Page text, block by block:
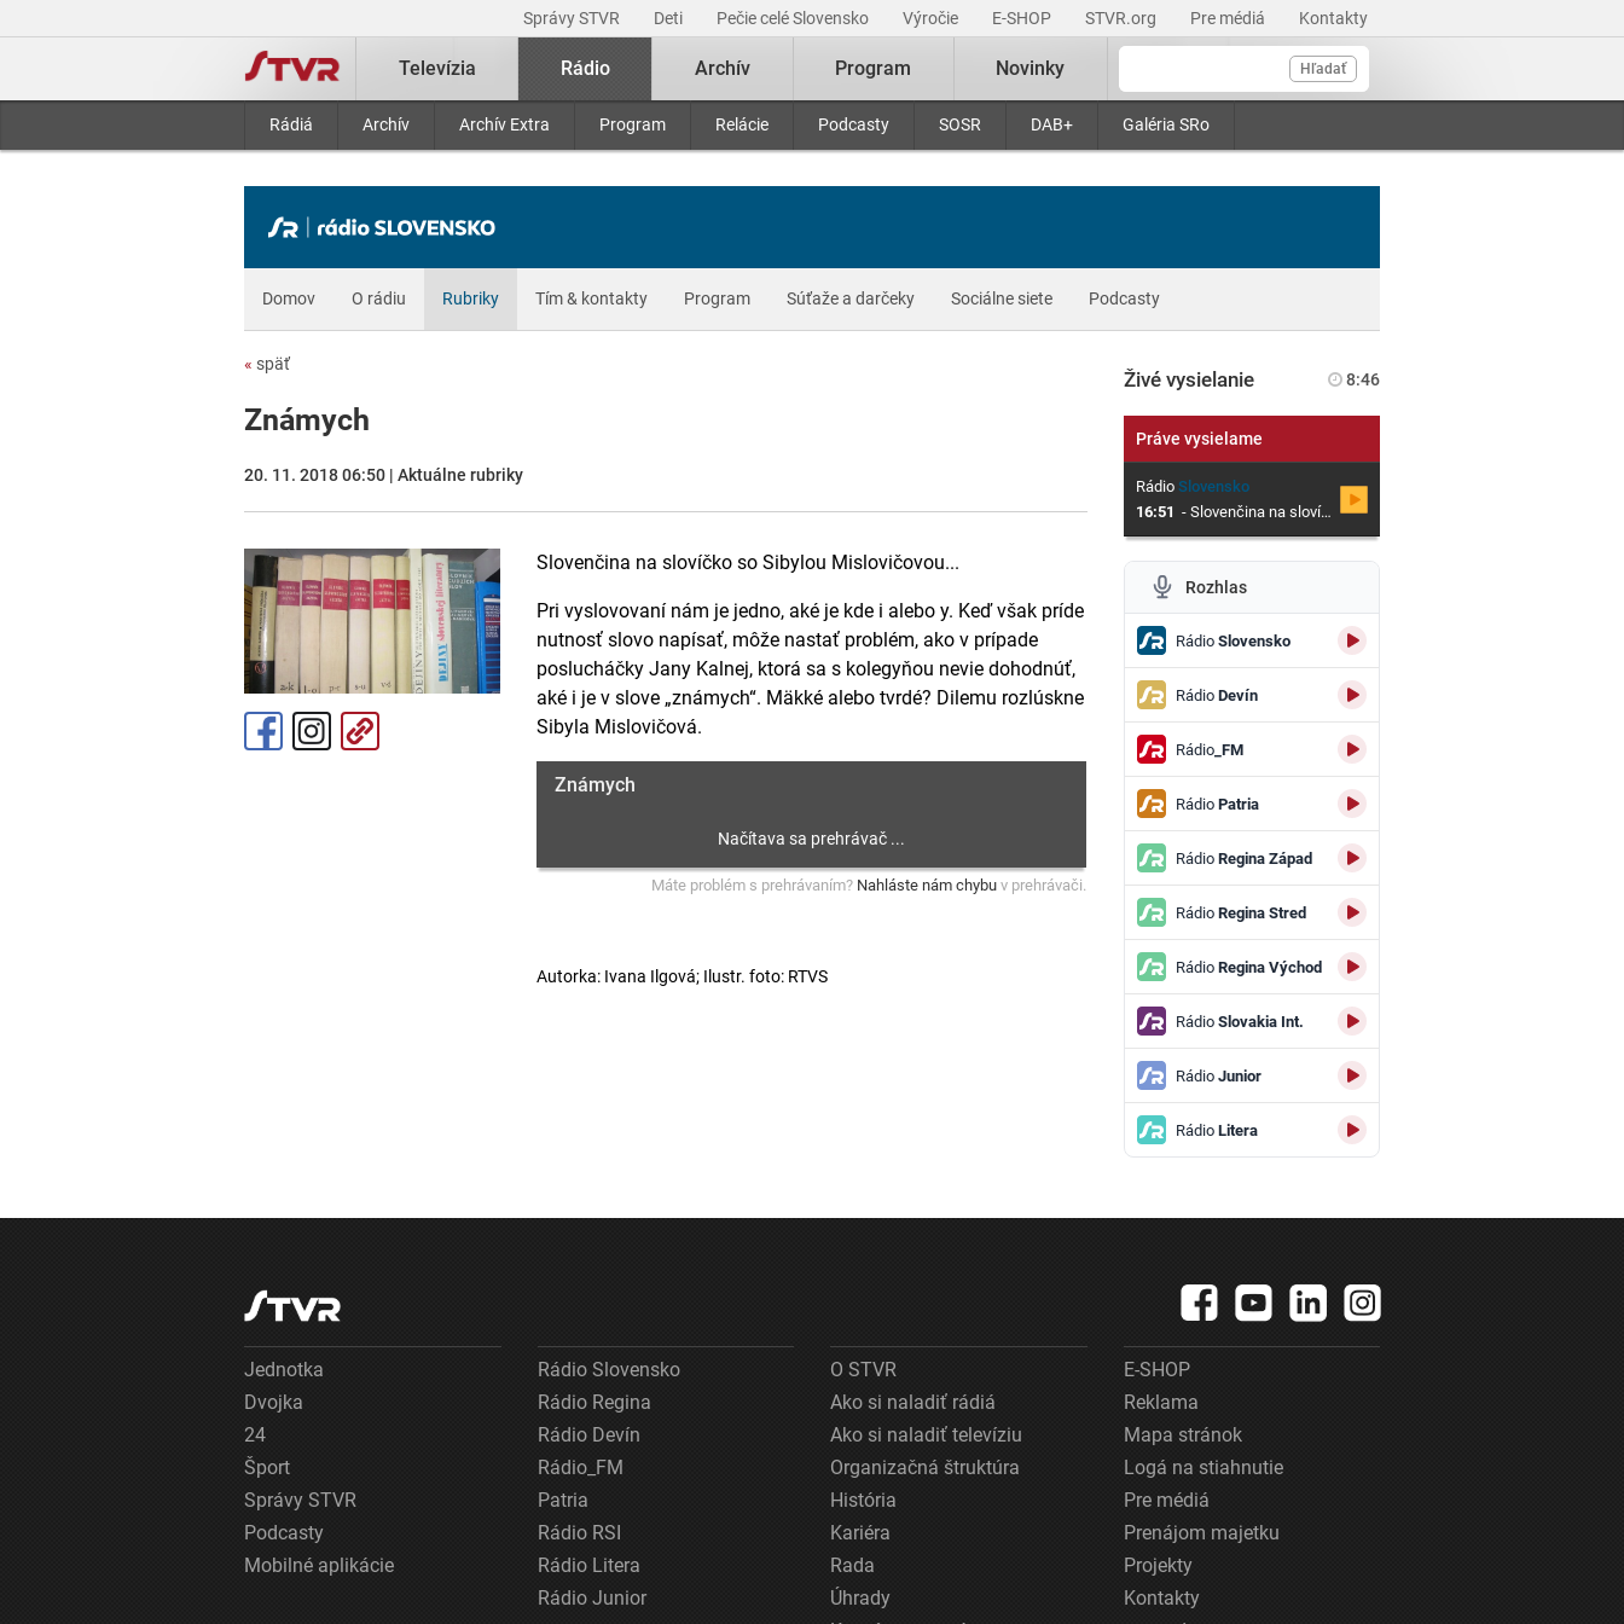
Správy STVR Deti Pečie celé Slovensko Výročie E-SHOP STVR.org Pre médiá Kontakty
Hľadať
Televízia Rádio
Rádiá Archív Archív Extra Program Relácie Podcasty SOSR DAB+ Galéria SRo
Archív Program Novinky
Domov O rádiu Rubriky Tím & kontakty Program Súťaže a darčeky Sociálne siete Podcasty
« späť
Známych
20. 11. 2018 06:50 | Aktuálne rubriky
Slovenčina na slovíčko so Sibylou Mislovičovou...
Pri vyslovovaní nám je jedno, aké je kde i alebo y. Keď však príde
nutnosť slovo napísať, môže nastať problém, ako v prípade
poslucháčky Jany Kalnej, ktorá sa s kolegyňou nevie dohodnúť,
aké i je v slove „známych“. Mäkké alebo tvrdé? Dilemu rozlúskne
Sibyla Mislovičová.
Známych
Máte problém s prehrávaním? Nahláste nám chybu v prehrávači.
Autorka: Ivana Ilgová; Ilustr. foto: RTVS
Živé vysielanie 8:46
Práve vysielame
RádioSlovensko
16:51 - Slovenčina na slovíčko so Sibylou Mislovičovou
Rozhlas
RádioSlovensko
RádioDevín
Rádio_FM
RádioPatria
RádioRegina Západ
RádioRegina Stred
RádioRegina Východ
RádioSlovakia Int.
RádioJunior
RádioLitera
Jednotka
Dvojka
24
Šport
Správy STVR
Podcasty
Mobilné aplikácie
Rádio Slovensko
Rádio Regina
Rádio Devín
Rádio_FM
Patria
Rádio RSI
Rádio Litera
Rádio Junior
O STVR
Ako si naladiť rádiá
Ako si naladiť televíziu
Organizačná štruktúra
História
Kariéra
Rada
Úhrady
E-SHOP
Reklama
Mapa stránok
Logá na stiahnutie
Pre médiá
Prenájom majetku
Projekty
Kontakty